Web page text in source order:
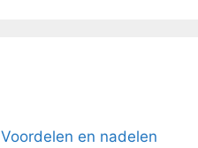
Voordelen en nadelen